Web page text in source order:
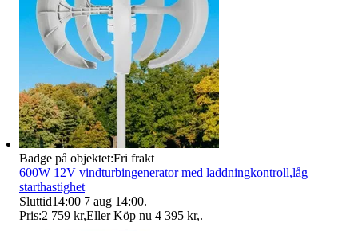
Badge på objektet:Fri frakt
600W 12V vindturbingenerator med laddningkontroll,låg
starthastighet
Sluttid14:00 7 aug 14:00.
Pris:2 759 kr,Eller Köp nu 4 395 kr,.